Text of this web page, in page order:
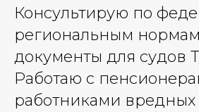
Консультирую по
региональным
документы для судов
Работаю с
работниками вредных